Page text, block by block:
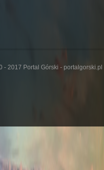
- 2017 Portal Górski - portalgorski.pl